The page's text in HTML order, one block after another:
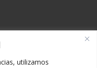
utilizamos